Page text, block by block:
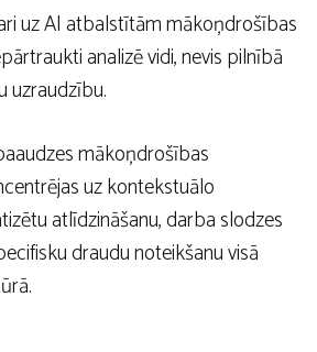
uz AI atbalstītām mākoņdrošības
analizē vidi, nevis pilnībā
uzraudzību.
mākoņdrošības
uz kontekstuālo
atlīdzināšanu, darba slodzes
draudu noteikšanu visā